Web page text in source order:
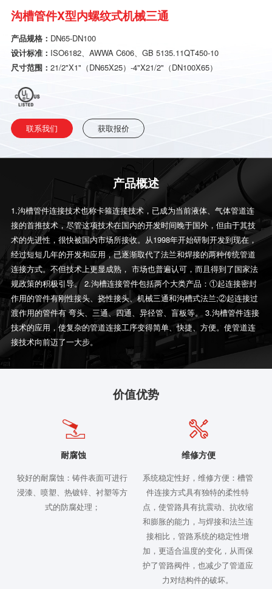
沟槽管件X型内螺纹式机械三通
产品规格： DN65-DN100
设计标准： ISO6182、AWWA C606、GB 5135.11QT450-10
尺寸范围： 21/2"X1"（DN65X25）-4"X21/2"（DN100X65）
联系我们 获取报价
产品概述
1.沟槽管件连接技术也称卡箍连接技术，已成为当前液体、气体管道连
接的首推技术，尽管这项技术在国内的开发时间晚于国外，但由于其技
术的先进性，很快被国内市场所接收。从1998年开始研制开发到现在，
经过短短几年的开发和应用，已逐渐取代了法兰和焊接的两种传统管道
连接方式。不但技术上更显成熟， 市场也普遍认可，而且得到了国家法
规政策的积极引导。 2.沟槽连接管件包括两个大类产品：①起连接密封
作用的管件有刚性接头、挠性接头、机械三通和沟槽式法兰;②起连接过
渡作用的管件有 弯头、三通、四通、异径管、盲板等。 3.沟槽管件连接
技术的应用，使复杂的管道连接工序变得简单、快捷、方便。使管道连
接技术向前迈了一大步。
价值优势
耐腐蚀
较好的耐腐蚀：铸件表面可进行
浸漆、喷塑、热镀锌、衬塑等方
式的防腐处理；
维修方便
系统稳定性好，维修方便：槽管
件连接方式具有独特的柔性特
点，使管路具有抗震动、抗收缩
和膨胀的能力，与焊接和法兰连
接相比，管路系统的稳定性增
加，更适合温度的变化，从而保
护了管路阀件，也减少了管道应
力对结构件的破坏。